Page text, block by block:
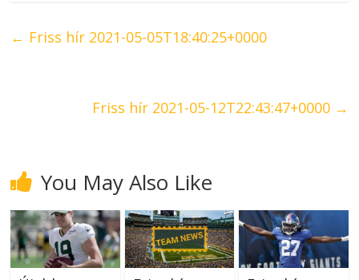
← Friss hír 2021-05-05T18:40:25+0000
Friss hír 2021-05-12T22:43:47+0000 →
You May Also Like